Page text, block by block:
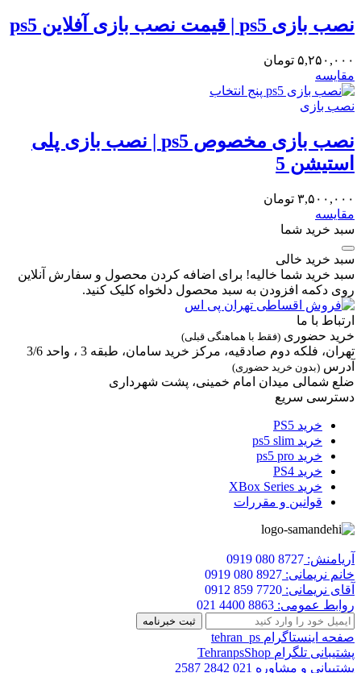
نصب بازی ps5 | قیمت نصب بازی آفلاین ps5
۵,۲۵۰,۰۰۰ تومان
مقایسه
نصب بازی
نصب بازی مخصوص ps5 | نصب بازی پلی
استیشن 5
۳,۵۰۰,۰۰۰ تومان
مقایسه
سبد خرید شما
سبد خرید خالی
سبد خرید شما خالیه! برای اضافه کردن محصول و سفارش آنلاین
روی دکمه افزودن به سبد محصول دلخواه کلیک کنید.
ارتباط با ما
خرید حضوری (فقط با هماهنگی قبلی)
تهران، فلکه دوم صادقیه، مرکز خرید سامان، طبقه 3 ، واحد 3/6
آدرس (بدون خرید حضوری)
ضلع شمالی میدان امام خمینی، پشت شهرداری
دسترسی سریع
خرید PS5
خرید ps5 slim
خرید ps5 pro
خرید PS4
خرید XBox Series
قوانین و مقررات
آریامنش: 0919 080 8727
خانم نریمانی: 0919 080 8927
آقای نریمانی: 0912 859 7720
روابط عمومی: 021 4400 8863
صفحه اینستاگرام tehran_ps
پشتیبانی تلگرام TehranpsShop
پشتیبانی و مشاوره 021 2842 2587